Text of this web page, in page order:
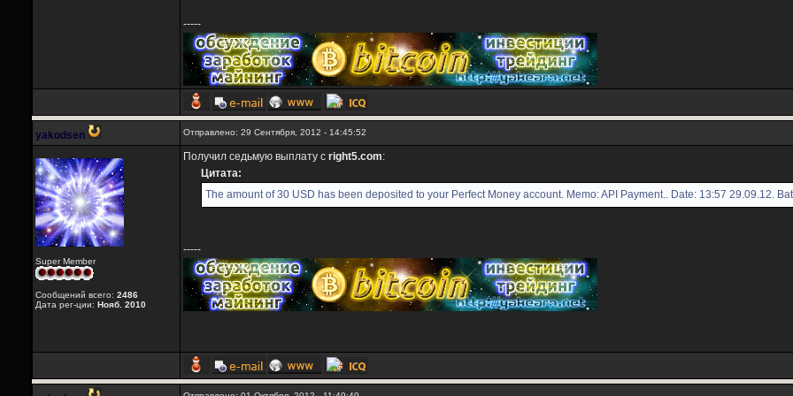
-----
yakodsen Отправлено: 29 Сентября, 2012 - 14:45:52
Super Member
Сообщений всего: 2486
Дата рег-ции: Нояб. 2010
Получил седьмую выплату с right5.com:
Цитата:
The amount of 30 USD has been deposited to your Perfect Money account. Memo: API Payment.. Date: 13:57 29.09.12.
-----